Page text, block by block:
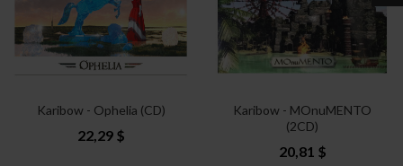
Karibow - Ophelia (CD)
22,29 $
Karibow - MOnuMENTO
(2CD)
20,81 $